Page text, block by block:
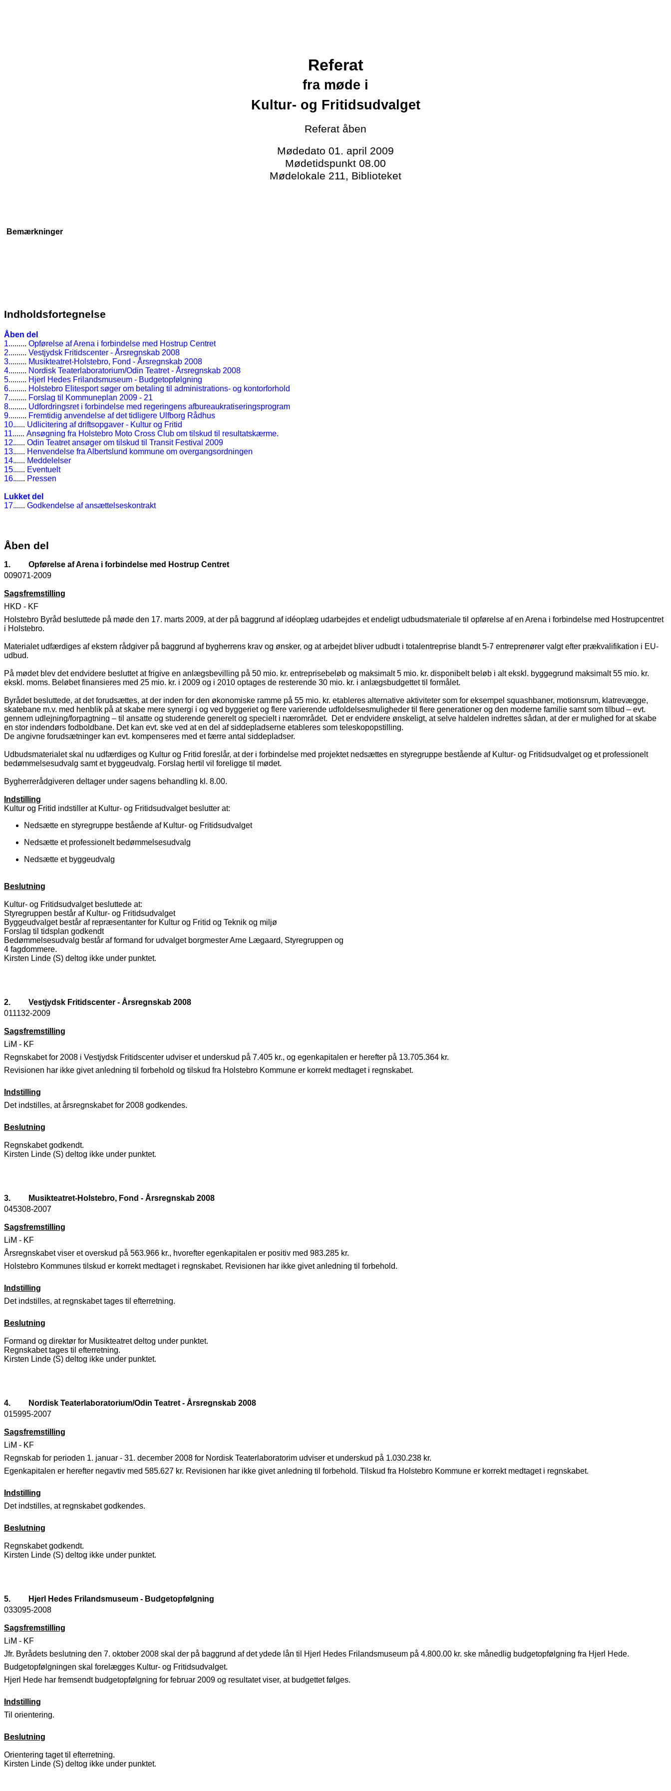
Referat
fra møde i
Kultur- og Fritidsudvalget
Referat åben
Mødedato 01. april 2009
Mødetidspunkt 08.00
Mødelokale 211, Biblioteket
Bemærkninger
Indholdsfortegnelse
Åben del
1......... Opførelse af Arena i forbindelse med Hostrup Centret
2......... Vestjydsk Fritidscenter - Årsregnskab 2008
3......... Musikteatret-Holstebro, Fond - Årsregnskab 2008
4......... Nordisk Teaterlaboratorium/Odin Teatret - Årsregnskab 2008
5......... Hjerl Hedes Frilandsmuseum - Budgetopfølgning
6......... Holstebro Elitesport søger om betaling til administrations- og kontorforhold
7......... Forslag til Kommuneplan 2009 - 21
8......... Udfordringsret i forbindelse med regeringens afbureaukratiseringsprogram
9......... Fremtidig anvendelse af det tidligere Ulfborg Rådhus
10...... Udlicitering af driftsopgaver - Kultur og Fritid
11...... Ansøgning fra Holstebro Moto Cross Club om tilskud til resultatskærme.
12...... Odin Teatret ansøger om tilskud til Transit Festival 2009
13...... Henvendelse fra Albertslund kommune om overgangsordningen
14...... Meddelelser
15...... Eventuelt
16...... Pressen
Lukket del
17...... Godkendelse af ansættelseskontrakt
Åben del
1.
Opførelse af Arena i forbindelse med Hostrup Centret
009071-2009
Sagsfremstilling
HKD - KF
Holstebro Byråd besluttede på møde den 17. marts 2009, at der på baggrund af idéoplæg udarbejdes et endeligt udbudsmateriale til opførelse af en Arena i forbindelse med Hostrupcentret
i Holstebro.
Materialet udfærdiges af ekstern rådgiver på baggrund af bygherrens krav og ønsker, og at arbejdet bliver udbudt i totalentreprise blandt 5-7 entreprenører valgt efter prækvalifikation i EU-
udbud.
På mødet blev det endvidere besluttet at frigive en anlægsbevilling på 50 mio. kr. entreprisebeløb og maksimalt 5 mio. kr. disponibelt beløb i alt ekskl. byggegrund maksimalt 55 mio. kr.
ekskl. moms. Beløbet finansieres med 25 mio. kr. i 2009 og i 2010 optages de resterende 30 mio. kr. i anlægsbudgettet til formålet.
Byrådet besluttede, at det forudsættes, at der inden for den økonomiske ramme på 55 mio. kr. etableres alternative aktiviteter som for eksempel squashbaner, motionsrum, klatrevægge,
skatebane m.v. med henblik på at skabe mere synergi i og ved byggeriet og flere varierende udfoldelsesmuligheder til flere generationer og den moderne familie samt som tilbud – evt.
gennem udlejning/forpagtning – til ansatte og studerende generelt og specielt i nærområdet.
Det er endvidere ønskeligt, at selve haldelen indrettes sådan, at der er mulighed for at skabe
en stor indendørs fodboldbane. Det kan evt. ske ved at en del af siddepladserne etableres som teleskopopstilling.
De angivne forudsætninger kan evt. kompenseres med et færre antal siddepladser.
Udbudsmaterialet skal nu udfærdiges og Kultur og Fritid foreslår, at der i forbindelse med projektet nedsættes en styregruppe bestående af Kultur- og Fritidsudvalget og et professionelt
bedømmelsesudvalg samt et byggeudvalg. Forslag hertil vil foreligge til mødet.
Bygherrerådgiveren deltager under sagens behandling kl. 8.00.
Indstilling
Kultur og Fritid indstiller at Kultur- og Fritidsudvalget beslutter at:
Nedsætte en styregruppe bestående af Kultur- og Fritidsudvalget
Nedsætte et professionelt bedømmelsesudvalg
Nedsætte et byggeudvalg
Beslutning
Kultur- og Fritidsudvalget besluttede at:
Styregruppen består af Kultur- og Fritidsudvalget
Byggeudvalget består af repræsentanter for Kultur og Fritid og Teknik og miljø
Forslag til tidsplan godkendt
Bedømmelsesudvalg består af formand for udvalget borgmester Arne Lægaard, Styregruppen og
4 fagdommere.
Kirsten Linde (S) deltog ikke under punktet.
2.
Vestjydsk Fritidscenter - Årsregnskab 2008
011132-2009
Sagsfremstilling
LiM - KF
Regnskabet for 2008 i Vestjydsk Fritidscenter udviser et underskud på 7.405 kr., og egenkapitalen er herefter på 13.705.364 kr.
Revisionen har ikke givet anledning til forbehold og tilskud fra Holstebro Kommune er korrekt medtaget i regnskabet.
Indstilling
Det indstilles, at årsregnskabet for 2008 godkendes.
Beslutning
Regnskabet godkendt.
Kirsten Linde (S) deltog ikke under punktet.
3.
Musikteatret-Holstebro, Fond - Årsregnskab 2008
045308-2007
Sagsfremstilling
LiM - KF
Årsregnskabet viser et overskud på 563.966 kr., hvorefter egenkapitalen er positiv med 983.285 kr.
Holstebro Kommunes tilskud er korrekt medtaget i regnskabet. Revisionen har ikke givet anledning til forbehold.
Indstilling
Det indstilles, at regnskabet tages til efterretning.
Beslutning
Formand og direktør for Musikteatret deltog under punktet.
Regnskabet tages til efterretning.
Kirsten Linde (S) deltog ikke under punktet.
4.
Nordisk Teaterlaboratorium/Odin Teatret - Årsregnskab 2008
015995-2007
Sagsfremstilling
LiM - KF
Regnskab for perioden 1. januar - 31. december 2008 for Nordisk Teaterlaboratorim udviser et underskud på 1.030.238 kr.
Egenkapitalen er herefter negavtiv med 585.627 kr. Revisionen har ikke givet anledning til forbehold. Tilskud fra Holstebro Kommune er korrekt medtaget i regnskabet.
Indstilling
Det indstilles, at regnskabet godkendes.
Beslutning
Regnskabet godkendt.
Kirsten Linde (S) deltog ikke under punktet.
5.
Hjerl Hedes Frilandsmuseum - Budgetopfølgning
033095-2008
Sagsfremstilling
LiM - KF
Jfr. Byrådets beslutning den 7. oktober 2008 skal der på baggrund af det ydede lån til Hjerl Hedes Frilandsmuseum på 4.800.00 kr. ske månedlig budgetopfølgning fra Hjerl Hede.
Budgetopfølgningen skal forelægges Kultur- og Fritidsudvalget.
Hjerl Hede har fremsendt budgetopfølgning for februar 2009 og resultatet viser, at budgettet følges.
Indstilling
Til orientering.
Beslutning
Orientering taget til efterretning.
Kirsten Linde (S) deltog ikke under punktet.